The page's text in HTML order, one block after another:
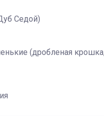
Седой)
(дробленая